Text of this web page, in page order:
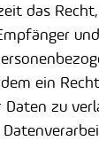
das
ein
Daten zu